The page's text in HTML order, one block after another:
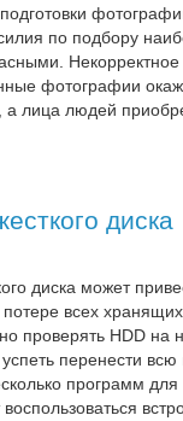
по подбору
фотографии
лица людей
диска
диска может
всех
проверять HDD
перенести
программ для